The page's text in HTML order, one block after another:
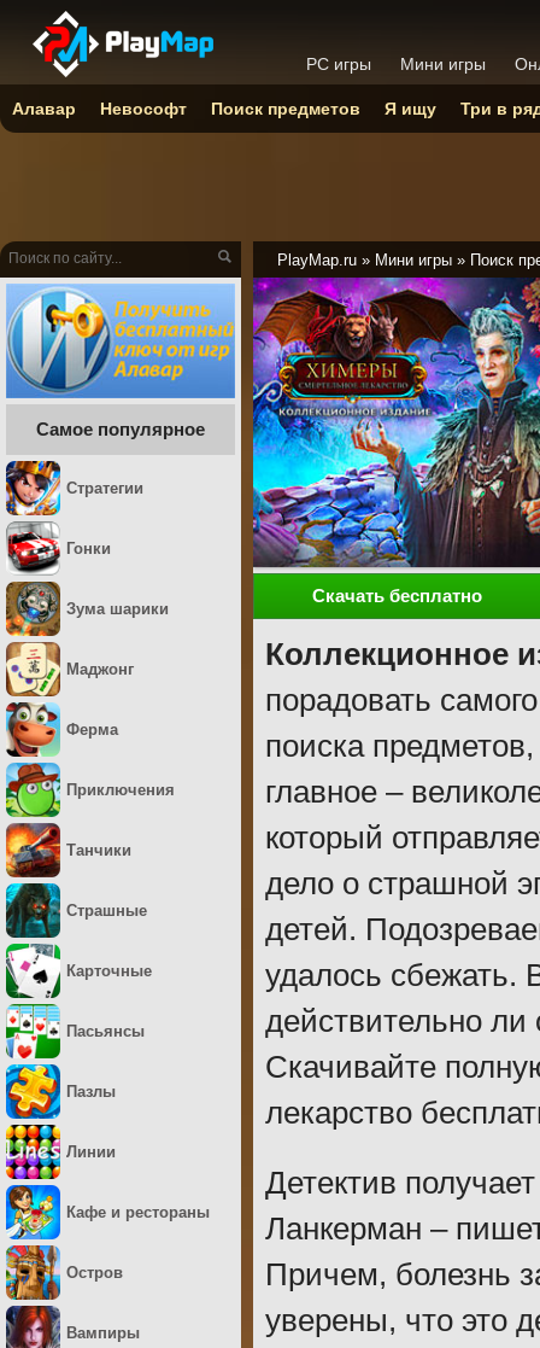
PlayMap.ru » Мини игры » Поиск
Скачать бесплатно
Коллекционное
порадовать
поиска
главное –
который
дело о страшной
детей.
удалось сбежать.
действительно
Скачивайте
лекарство
Детектив
Ланкерман –
Причем, болезнь
уверены, что это
Самое популярное
Стратегии
Гонки
Зума шарики
Маджонг
Ферма
Приключения
Танчики
Страшные
Карточные
Пасьянсы
Пазлы
Линии
Кафе и рестораны
Остров
Вампиры
PC игры Мини игры
Алавар Невософт Поиск предметов Я ищу Три в